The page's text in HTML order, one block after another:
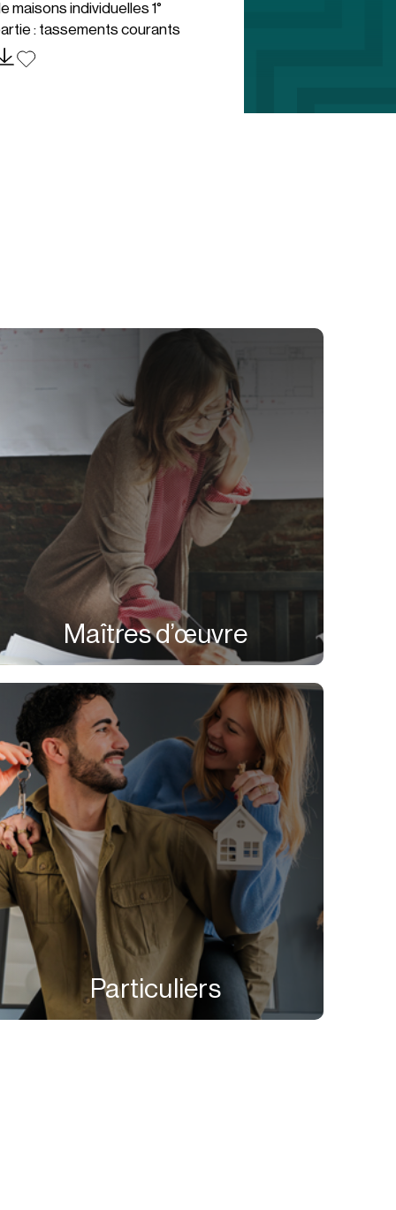
maisons individuelles 1°
: tassements courants
Maîtres d’œuvre
Particuliers